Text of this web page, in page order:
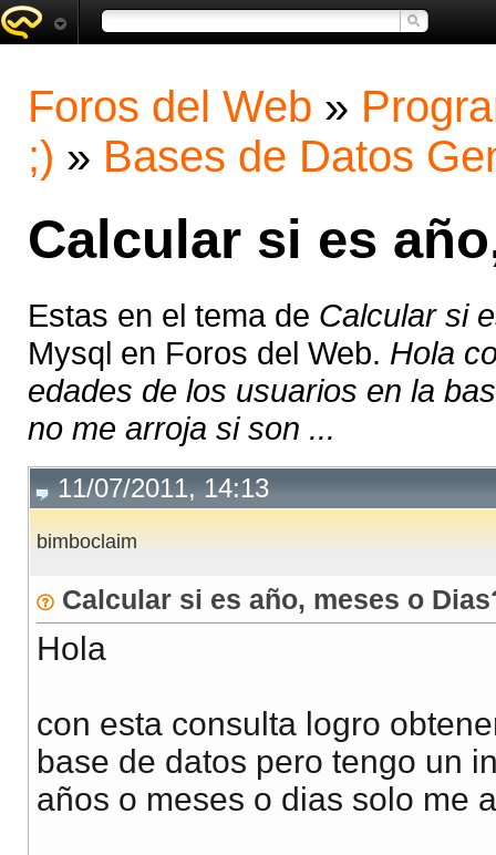
Foros del Web »
;) » Bases de Datos
Calcular si es
Estas en el tema de Calcular si
Mysql en Foros del Web. Hola
edades de los usuarios en la
no me arroja si son ...
11/07/2011, 14:13
bimboclaim
Calcular si es año, meses o
Hola
con esta consulta logro
base de datos pero tengo un
años o meses o dias solo me